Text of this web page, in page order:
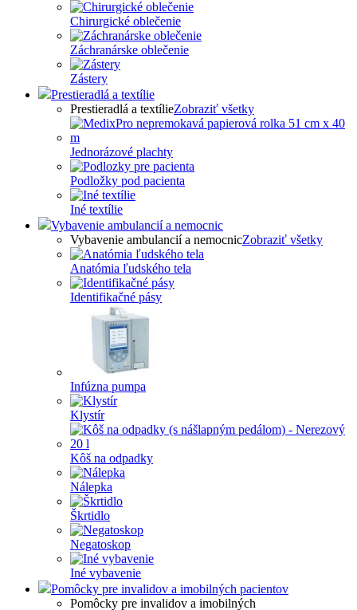
Chirurgické oblečenie
Záchranárske oblečenie
Zástery
Prestieradlá a textílie
Prestieradlá a textílieZobraziť všetky
Jednorázové plachty
Podložky pod pacienta
Iné textílie
Vybavenie ambulancií a nemocnic
Vybavenie ambulancií a nemocnicZobraziť všetky
Anatómia ľudského tela
Identifikačné pásy
Infúzna pumpa
Klystír
Kôš na odpadky
Nálepka
Škrtidlo
Negatoskop
Iné vybavenie
Pomôcky pre invalidov a imobilných pacientov
Pomôcky pre invalidov a imobilných